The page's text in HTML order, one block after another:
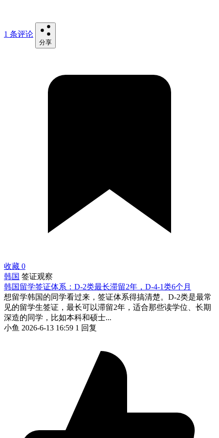
1 条评论
分享
收藏 0
韩国 签证观察
韩国留学签证体系：D-2类最长滞留2年，D-4-1类6个月
想留学韩国的同学看过来，签证体系得搞清楚。D-2类是最常
见的留学生签证，最长可以滞留2年，适合那些读学位、长期
深造的同学，比如本科和硕士...
小鱼 2026-6-13 16:59 1 回复